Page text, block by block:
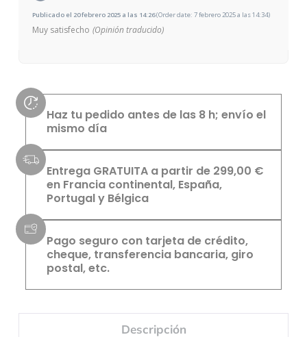
Publicado el 20 febrero 2025 a las 14:26(Order date: 7 febrero 2025 a las 14:34)
Muy satisfecho (Opinión traducido)
Haz tu pedido antes de las 8 h; envío el
mismo día
Entrega GRATUITA a partir de 299,00 €
en Francia continental, España,
Portugal y Bélgica
Pago seguro con tarjeta de crédito,
cheque, transferencia bancaria, giro
postal, etc.
Descripción